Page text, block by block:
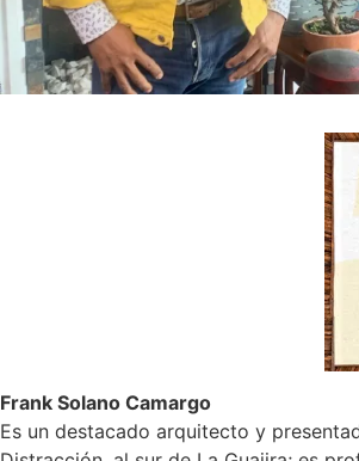
Frank Solano Camargo
Es un destacado arquitecto y